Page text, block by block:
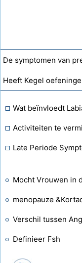
De symptomen van
Heeft Kegel
Wat beïnvloedt
Activiteiten te
Late Periode
menopauze
Definieer Fsh